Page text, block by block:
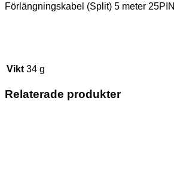
Förlängningskabel (Split) 5 meter 25PIN
Vikt 34 g
Relaterade produkter